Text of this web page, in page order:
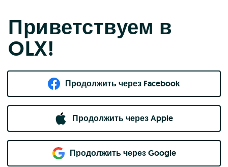
Приветствуем в
OLX!
Продолжить через Facebook
Продолжить через Apple
Продолжить через Google